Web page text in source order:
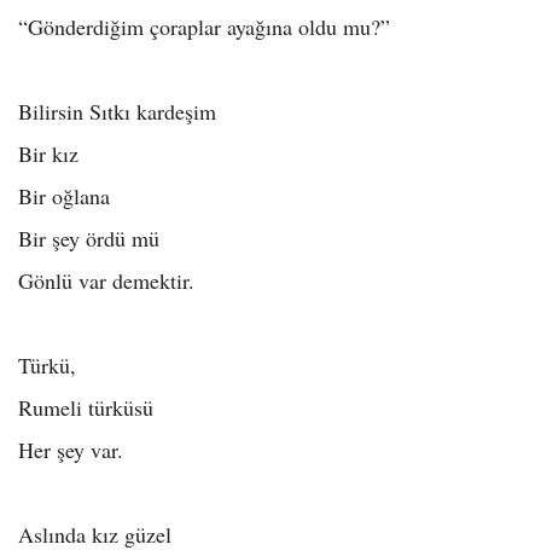
“Gönderdiğim çoraplar ayağına oldu mu?”
Bilirsin Sıtkı kardeşim
Bir kız
Bir oğlana
Bir şey ördü mü
Gönlü var demektir.
Türkü,
Rumeli türküsü
Her şey var.
Aslında kız güzel